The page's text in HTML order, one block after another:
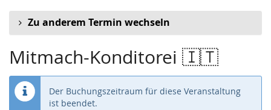
Zu anderem Termin wechseln
Mitmach-Konditorei 🇮🇹
Der Buchungszeitraum für diese Veranstaltung
ist beendet.